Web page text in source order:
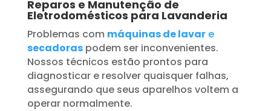
Reparos e Manutenção de
Eletrodomésticos para Lavanderia
Problemas com máquinas de lavare
secadoraspodem ser inconvenientes.
Nossos técnicos estão prontos para
diagnosticar e resolver quaisquer falhas,
assegurando que seus aparelhos voltem a
operar normalmente.